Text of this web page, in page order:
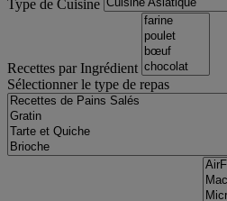
Type de Cuisine
Recettes par Ingrédient
Sélectionner le type de repas